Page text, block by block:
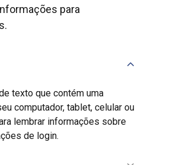
para
texto que contém uma
computador, tablet, celular ou
lembrar informações sobre
de login.